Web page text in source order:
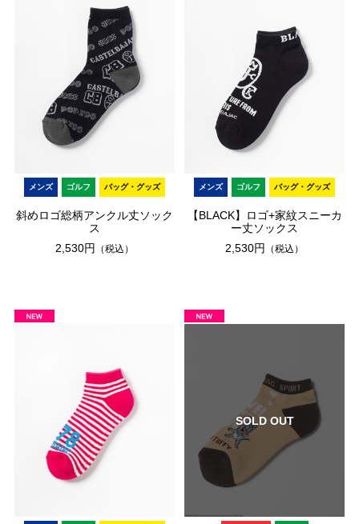
メンズ ゴルフ バッグ・グッズ
斜めロゴ総柄アンクル丈ソック
ス
2,530円
（税込）
メンズ ゴルフ バッグ・グッズ
【BLACK】ロゴ+家紋スニーカ
ー丈ソックス
2,530円
（税込）
SOLD OUT